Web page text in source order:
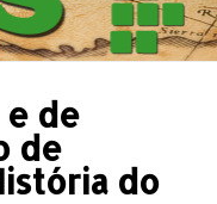
e de
de
do